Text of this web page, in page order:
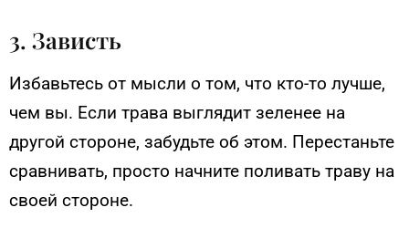
3. Зависть
Избавьтесь от мысли о том, что кто-то лучше,
чем вы. Если трава выглядит зеленее на
другой стороне, забудьте об этом. Перестаньте
сравнивать, просто начните поливать траву на
своей стороне.